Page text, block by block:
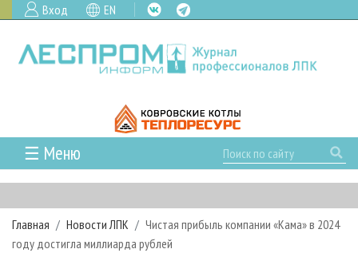
Вход EN
☰ Меню
ГЛАВНАЯ
РУБРИКИ И ТЕМЫ
РУБРИКИ ЖУРНАЛА
НОВОСТИ
Главная Новости ЛПК
Чистая прибыль компании «Кама» в 2024
году достигла миллиарда рублей